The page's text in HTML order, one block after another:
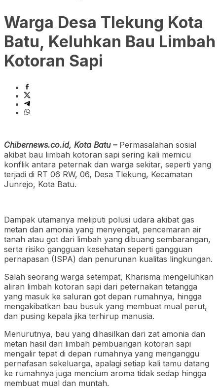
Warga Desa Tlekung Kota
Batu, Keluhkan Bau Limbah
Kotoran Sapi
Chibernews.co.id, Kota Batu –Permasalahan sosial
akibat bau limbah kotoran sapi sering kali memicu
konflik antara peternak dan warga sekitar, seperti yang
terjadi di RT 06 RW, 06, Desa Tlekung, Kecamatan
Junrejo, Kota Batu.
Dampak utamanya meliputi polusi udara akibat gas
metan dan amonia yang menyengat, pencemaran air
tanah atau got dari limbah yang dibuang sembarangan,
serta risiko gangguan kesehatan seperti gangguan
pernapasan (ISPA) dan penurunan kualitas lingkungan.
Salah seorang warga setempat, Kharisma mengeluhkan
aliran limbah kotoran sapi dari peternakan tetangga
yang masuk ke saluran got depan rumahnya, hingga
mengakibatkan bau busuk yang membuat mual perut,
dan pusing kepala jika terhirup manusia.
Menurutnya, bau yang dihasilkan dari zat amonia dan
metan hasil dari limbah pembuangan kotoran sapi
mengalir tepat di depan rumahnya yang menganggu
pernafasan sekeluarga, apalagi setiap kali tamu datang
ke rumahnya juga mencium aroma tidak sedap hingga
membuat mual dan muntah.